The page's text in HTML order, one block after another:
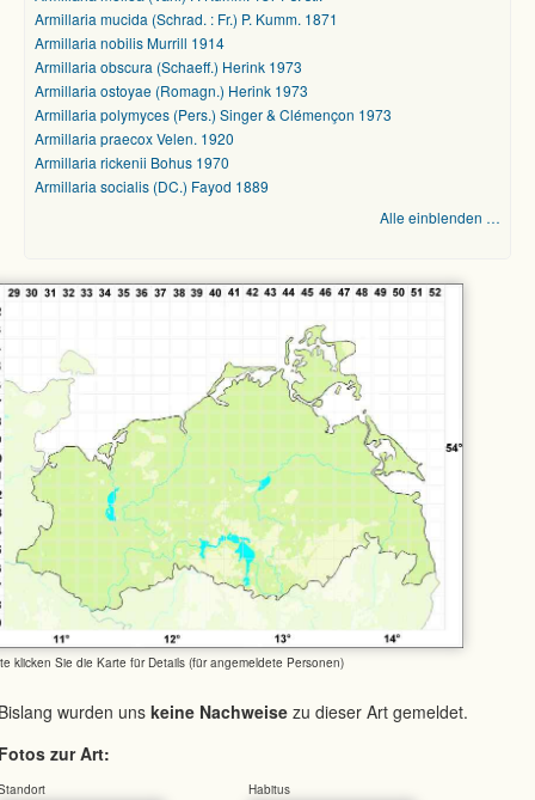
Armillaria mucida (Schrad. : Fr.) P. Kumm. 1871
Armillaria nobilis Murrill 1914
Armillaria obscura (Schaeff.) Herink 1973
Armillaria ostoyae (Romagn.) Herink 1973
Armillaria polymyces (Pers.) Singer & Clémençon 1973
Armillaria praecox Velen. 1920
Armillaria rickenii Bohus 1970
Armillaria socialis (DC.) Fayod 1889
Alle einblenden …
klicken Sie die Karte für Details (für angemeldete Personen)
wurden uns keine Nachweise zu dieser Art gemeldet.
zur Art:
Habitus